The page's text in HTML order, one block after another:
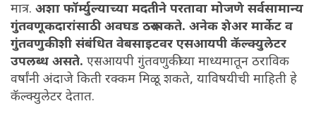
मात्र. अशा फॉर्म्युल्याच्या मदतीने परतावा मोजणे सर्वसामान्य
गुंतवणूकदारांसाठी अवघड ठरू शकते. अनेक शेअर मार्केट व
गुंतवणुकीशी संबंधित वेबसाइटवर एसआयपी कॅल्क्युलेटर
उपलब्ध असते. एसआयपी गुंतवणुकीच्या माध्यमातून ठराविक
वर्षांनी अंदाजे किती रक्कम मिळू शकते, याविषयीची माहिती हे
कॅल्क्युलेटर देतात.